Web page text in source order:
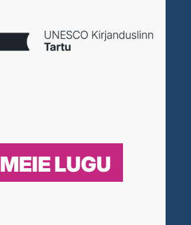
MEIE LUGU